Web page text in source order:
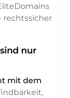
rechtssicher
nur
mit dem